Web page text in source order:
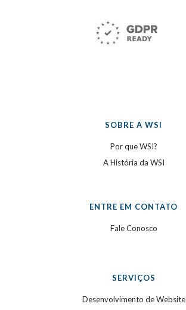
SOBRE A WSI
Por que WSI?
A História da WSI
ENTRE EM CONTATO
Fale Conosco
SERVIÇOS
Desenvolvimento de Website